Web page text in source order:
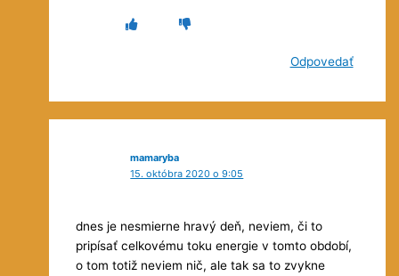
Odpovedať
mamaryba
15. októbra 2020 o 9:05
dnes je nesmierne hravý deň, neviem, či to
pripísať celkovému toku energie v tomto období,
o tom totiž neviem nič, ale tak sa to zvykne